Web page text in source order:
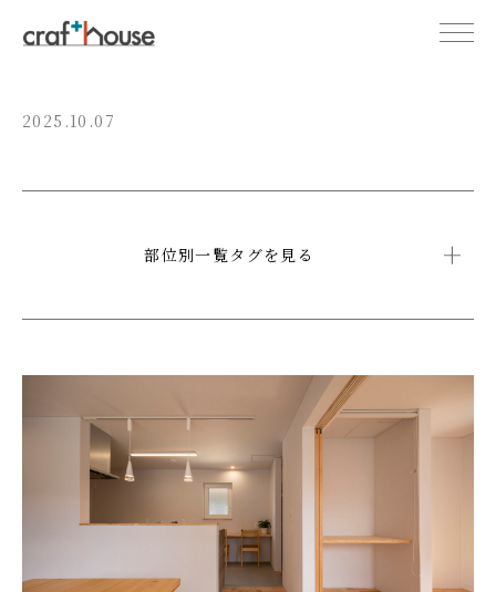
2025.10.07
部位別一覧タグを見る